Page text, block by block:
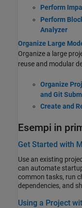
Perform
Perform
Analyzer
Organize Large
Organize a large
reuse and modular
Organize
and Git
Create and
Esempi in
Get Started with
Use an existing
can automate
common tasks, run
dependencies, and
Using a Project